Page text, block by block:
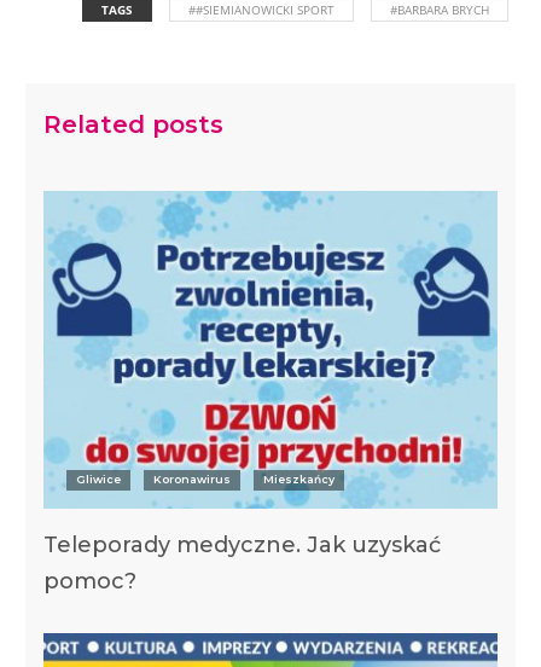
TAGS ##SIEMIANOWICKI SPORT #BARBARA BRYCH
Related posts
Gliwice Koronawirus Mieszkańcy
Teleporady medyczne. Jak uzyskać
pomoc?